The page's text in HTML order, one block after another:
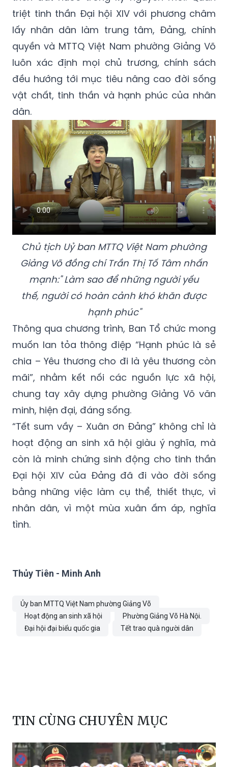
triệt tinh thần Đại hội XIV với phương châm
lấy nhân dân làm trung tâm, Đảng, chính
quyền và MTTQ Việt Nam phường Giảng Võ
luôn xác định mọi chủ trương, chính sách
đều hướng tới mục tiêu nâng cao đời sống
vật chất, tinh thần và hạnh phúc của nhân
dân.
Chủ tịch Uỷ ban MTTQ Việt Nam phường
Giảng Võ đồng chí Trần Thị Tố Tâm nhấn
mạnh:" Làm sao để những người yếu
thế, người có hoàn cảnh khó khăn được
hạnh phúc"
Thông qua chương trình, Ban Tổ chức mong
muốn lan tỏa thông điệp “Hạnh phúc là sẻ
chia – Yêu thương cho đi là yêu thương còn
mãi”, nhằm kết nối các nguồn lực xã hội,
chung tay xây dựng phường Giảng Võ văn
minh, hiện đại, đáng sống.
“Tết sum vầy – Xuân ơn Đảng” không chỉ là
hoạt động an sinh xã hội giàu ý nghĩa, mà
còn là minh chứng sinh động cho tinh thần
Đại hội XIV của Đảng đã đi vào đời sống
bằng những việc làm cụ thể, thiết thực, vì
nhân dân, vì một mùa xuân ấm áp, nghĩa
tình.
Thủy Tiên - Minh Anh
Ủy ban MTTQ Việt Nam phường Giảng Võ
Hoạt động an sinh xã hội
Phường Giảng Võ Hà Nội.
Đại hội đại biểu quốc gia
Tết trao quà người dân
TIN CÙNG CHUYÊN MỤC